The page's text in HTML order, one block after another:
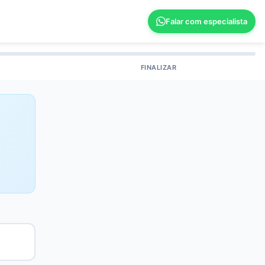
Falar com especialista
FINALIZAR